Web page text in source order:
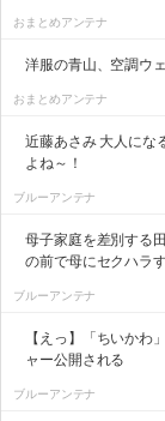
おまとめアンテナ
洋服の青山、空調ウ
おまとめアンテナ
近藤あさみ 大人にな
よね～！
ブルーアンテナ
母子家庭を差別する
の前で母にセクハラ
ブルーアンテナ
【えっ】「ちいかわ
ャー公開される
ブルーアンテナ